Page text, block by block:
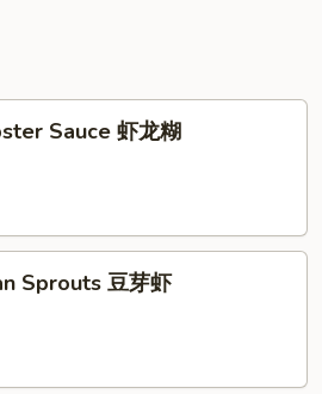
Sauce 虾龙糊
Sprouts 豆芽虾